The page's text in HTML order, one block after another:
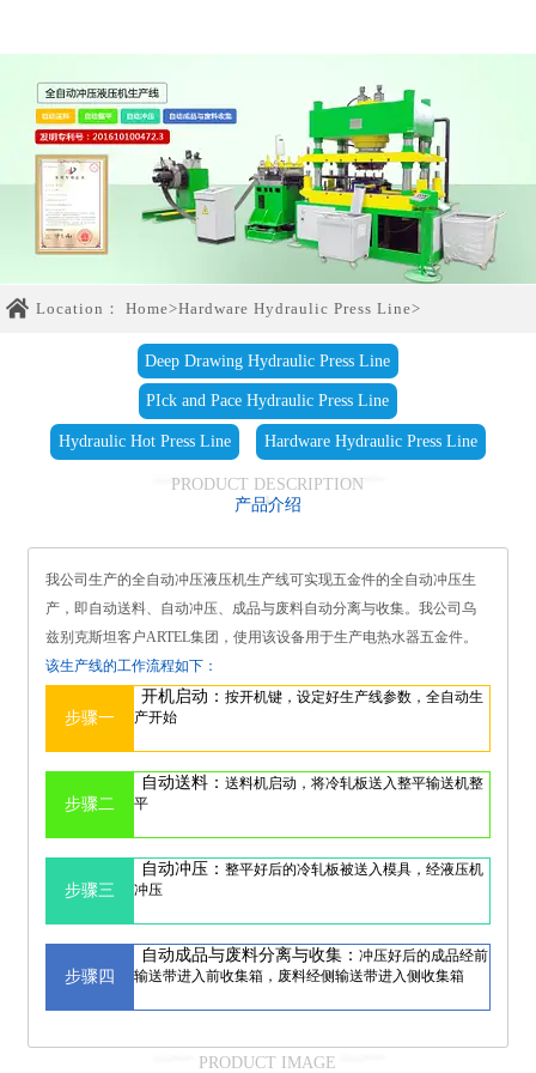
Location： Home>Hardware Hydraulic Press Line>
Deep Drawing Hydraulic Press Line
PIck and Pace Hydraulic Press Line
Hydraulic Hot Press Line Hardware Hydraulic Press Line
PRODUCT DESCRIPTION
产品介绍
我公司生产的全自动冲压液压机生产线可实现五金件的全自动冲压生
产，即自动送料、自动冲压、成品与废料自动分离与收集。我公司乌
兹别克斯坦客户ARTEL集团，使用该设备用于生产电热水器五金件。
该生产线的工作流程如下：
步骤一
开机启动：按开机键，设定好生产线参数，全自动生
产开始
步骤二
自动送料：送料机启动，将冷轧板送入整平输送机整
平
步骤三
自动冲压：整平好后的冷轧板被送入模具，经液压机
冲压
步骤四
自动成品与废料分离与收集：冲压好后的成品经前
输送带进入前收集箱，废料经侧输送带进入侧收集箱
PRODUCT IMAGE